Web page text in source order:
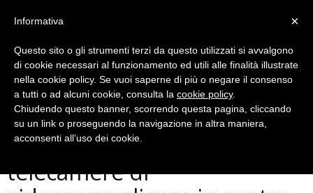
Cronaca
Narni, Comune installa
telecamere di
×
Informativa
Questo sito o gli strumenti terzi da questo utilizzati si avvalgono
di cookie necessari al funzionamento ed utili alle finalità illustrate
nella cookie policy. Se vuoi saperne di più o negare il consenso
a tutti o ad alcuni cookie, consulta la cookie policy.
Chiudendo questo banner, scorrendo questa pagina, cliccando
su un link o proseguendo la navigazione in altra maniera,
acconsenti all’uso dei cookie.